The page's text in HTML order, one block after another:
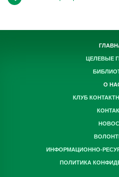
ЦЕЛЕВЫЕ
О
КЛУБ
ИНФОРМАЦИОННО-
ПОЛИТИКА